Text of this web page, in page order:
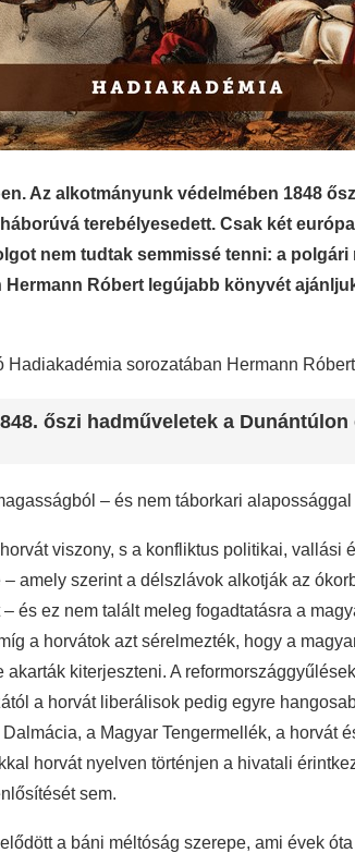
Az alkotmányunk védelmében 1848
terebélyesedett. Csak két
nem tudtak semmissé tenni: a
Róbert legújabb könyvét
sorozatában Hermann
őszi hadműveletek a
– és nem táborkari
viszony, s a konfliktus politikai, vallási
amely szerint a délszlávok alkotják az
és ez nem talált meleg fogadtatásra a
a horvátok azt sérelmezték, hogy a
kiterjeszteni. A
a horvát liberálisok pedig egyre
a Magyar Tengermellék, a horvát
horvát nyelven történjen a hivatali
sem.
a báni méltóság szerepe, ami évek